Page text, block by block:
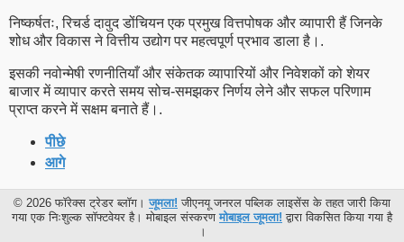
निष्कर्षतः, रिचर्ड दावुद डोंचियन एक प्रमुख वित्तपोषक और व्यापारी हैं जिनके
शोध और विकास ने वित्तीय उद्योग पर महत्वपूर्ण प्रभाव डाला है।.
इसकी नवोन्मेषी रणनीतियाँ और संकेतक व्यापारियों और निवेशकों को शेयर
बाजार में व्यापार करते समय सोच-समझकर निर्णय लेने और सफल परिणाम
प्राप्त करने में सक्षम बनाते हैं।.
पीछे
आगे
© 2026 फॉरेक्स ट्रेडर ब्लॉग। जूमला! जीएनयू जनरल पब्लिक लाइसेंस के तहत जारी किया
गया एक निःशुल्क सॉफ्टवेयर है। मोबाइल संस्करण मोबाइल जूमला! द्वारा विकसित किया गया है
।